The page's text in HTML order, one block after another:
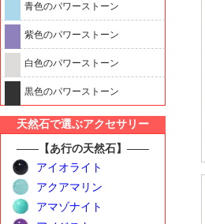
青色のパワーストーン
紫色のパワーストーン
白色のパワーストーン
黒色のパワーストーン
天然石で選ぶアクセサリー
――【あ行の天然石】――
アイオライト
アクアマリン
アマゾナイト